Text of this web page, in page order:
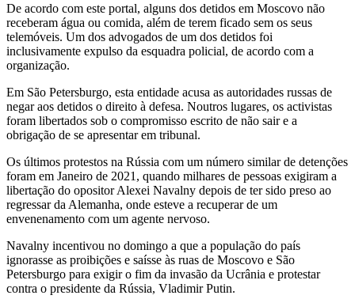
De acordo com este portal, alguns dos detidos em Moscovo não
receberam água ou comida, além de terem ficado sem os seus
telemóveis. Um dos advogados de um dos detidos foi
inclusivamente expulso da esquadra policial, de acordo com a
organização.
Em São Petersburgo, esta entidade acusa as autoridades russas de
negar aos detidos o direito à defesa. Noutros lugares, os activistas
foram libertados sob o compromisso escrito de não sair e a
obrigação de se apresentar em tribunal.
Os últimos protestos na Rússia com um número similar de detenções
foram em Janeiro de 2021, quando milhares de pessoas exigiram a
libertação do opositor Alexei Navalny depois de ter sido preso ao
regressar da Alemanha, onde esteve a recuperar de um
envenenamento com um agente nervoso.
Navalny incentivou no domingo a que a população do país
ignorasse as proibições e saísse às ruas de Moscovo e São
Petersburgo para exigir o fim da invasão da Ucrânia e protestar
contra o presidente da Rússia, Vladimir Putin.